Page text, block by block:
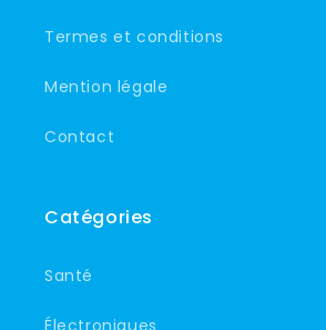
Termes et conditions
Mention légale
Contact
Catégories
Santé